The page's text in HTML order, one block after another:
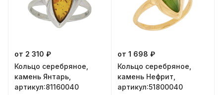
от 2 310 ₽
Кольцо серебряное,
камень Янтарь,
артикул:81160040
от 1 698 ₽
Кольцо серебряное,
камень Нефрит,
артикул:51800040